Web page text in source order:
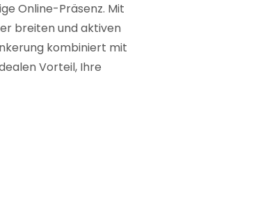
Online-Präsenz. Mit
breiten und aktiven
kombiniert mit
Vorteil, Ihre